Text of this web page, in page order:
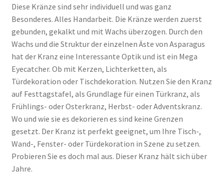
Diese Kränze sind sehr individuell und was ganz
Besonderes. Alles Handarbeit. Die Kränze werden zuerst
gebunden, gekalkt und mit Wachs überzogen. Durch den
Wachs und die Struktur der einzelnen Äste von Asparagus
hat der Kranz eine Interessante Optik und ist ein Mega
Eyecatcher. Ob mit Kerzen, Lichterketten, als
Türdekoration oder Tischdekoration. Nutzen Sie den Kranz
auf Festtagstafel, als Grundlage für einen Türkranz, als
Frühlings- oder Osterkranz, Herbst- oder Adventskranz.
Wo und wie sie es dekorieren es sind keine Grenzen
gesetzt. Der Kranz ist perfekt geeignet, um Ihre Tisch-,
Wand-, Fenster- oder Türdekoration in Szene zu setzen.
Probieren Sie es doch mal aus. Dieser Kranz hält sich über
Jahre.